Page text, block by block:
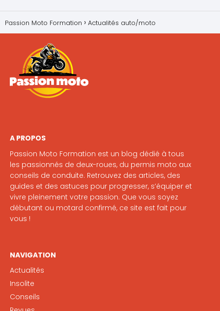
Passion Moto Formation Actualités auto/moto
A PROPOS
Passion Moto Formation est un blog dédié à tous
les passionnés de deux-roues, du permis moto aux
conseils de conduite. Retrouvez des articles, des
guides et des astuces pour progresser, s’équiper et
vivre pleinement votre passion. Que vous soyez
débutant ou motard confirmé, ce site est fait pour
vous !
NAVIGATION
Actualités
Insolite
Conseils